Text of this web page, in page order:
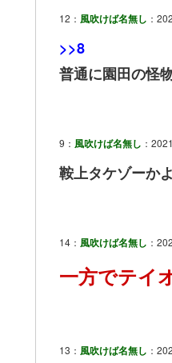
12： 風吹けば名無し ：
>>8
普通に園田の怪
9： 風吹けば名無し ：
鞍上タケゾーかよ
14： 風吹けば名無し ：
一方でテイ
13： 風吹けば名無し ：